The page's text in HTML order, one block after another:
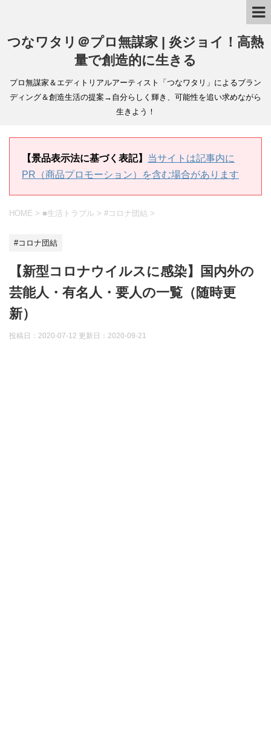
つなワタリ＠プロ無謀家 | 炎ジョイ！高熱
量で創造的に生きる
プロ無謀家＆エディトリアルアーティスト「つなワタリ」によるブラン
ディング＆創造生活の提案→自分らしく輝き、可能性を追い求めながら
生きよう！
【景品表示法に基づく表記】 当サイトは記事内に
PR（商品プロモーション）を含む場合があります
HOME > ■生活トラブル > #コロナ団結 >
#コロナ団結
【新型コロナウイルスに感染】国内外の
芸能人・有名人・要人の一覧（随時更
新）
投稿日：2020-07-12 更新日： 2020-09-21